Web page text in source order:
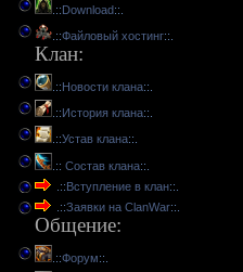
.::Download::.
.::Файловый хостинг::.
Клан:
.::Новости клана::.
.::История клана::.
.::Устав клана::.
.:: Состав клана::.
.::Вступление в клан::.
.::Заявки на ClanWar::.
Общение:
.::Форум::.